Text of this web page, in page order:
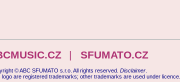
| SFUMATO.CZ
© ABC SFUMATO s.r.o. All rights reserved. Disclaimer.
logo are registered trademarks; other trademarks are used under licence.